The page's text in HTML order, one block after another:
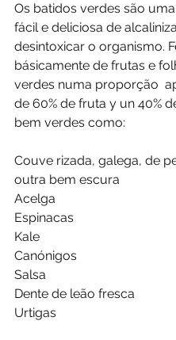
Os batidos verdes são
fácil e deliciosa de
desintoxicar o organismo.
básicamente de frutas e
verdes numa proporção
de 60% de fruta y un 40%
bem verdes como:
Couve rizada, galega, de
outra bem escura
Acelga
Espinacas
Kale
Canónigos
Salsa
Dente de leão fresca
Urtigas